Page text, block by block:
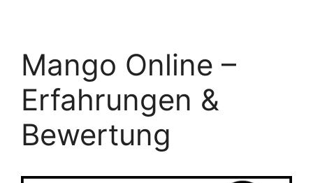
Mango Online –
Erfahrungen &
Bewertung